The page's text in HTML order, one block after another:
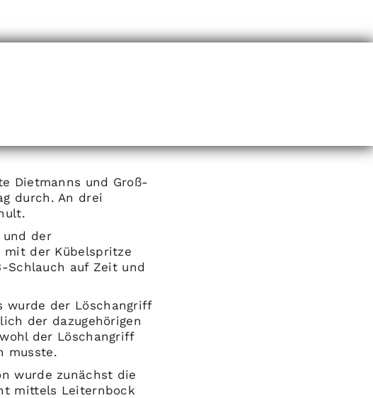
Dietmanns und Groß-
durch. An drei
der
mit der Kübelspritze
Schlauch auf Zeit und
wurde der Löschangriff
der dazugehörigen
der Löschangriff
musste.
wurde zunächst die
mittels Leiternbock